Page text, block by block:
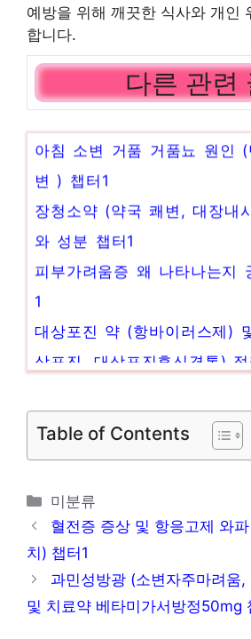
예방을 위해 깨끗한 식사와 개인
합니다.
다른 관련
아침 소변 거품 거품뇨 원인 (
변 ) 챕터1
장청소약 (약국 쾌변, 대장내
와 성분 챕터1
피부가려움증 왜 나타나는지
1
대상포진 약 (항바이러스제)
상포진, 대상포진후신경통)
위장운동 촉진제 돔페리돈 크
거림, 구토증상 치료제) 챕터1
러, 그 외) 챕터1
Table of Contents
카
테
고
미분류
혈전증 증상 및 항응고제 와
치) 챕터1
과민성방광 (소변자주마려움
및 치료약 베타미가서방정50mg